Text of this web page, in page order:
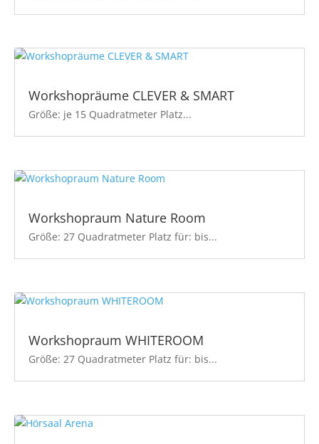
Workshopräume CLEVER & SMART
Größe: je 15 Quadratmeter Platz...
Workshopraum Nature Room
Größe: 27 Quadratmeter Platz für: bis...
Workshopraum WHITEROOM
Größe: 27 Quadratmeter Platz für: bis...